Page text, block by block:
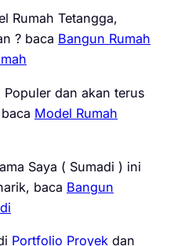
Rumah Tetangga,
? baca Bangun Rumah
dan akan terus
Model Rumah
Saya ( Sumadi ) ini
baca Bangun
Portfolio Proyek dan